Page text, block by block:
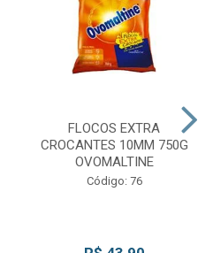
FLOCOS EXTRA
CROCANTES 10MM 750G
OVOMALTINE
Código: 76